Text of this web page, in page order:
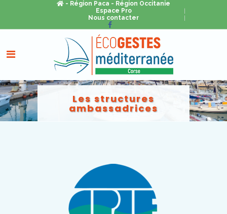
- Région Paca - Région Occitanie
Espace Pro
Nous contacter
Les structures
ambassadrices